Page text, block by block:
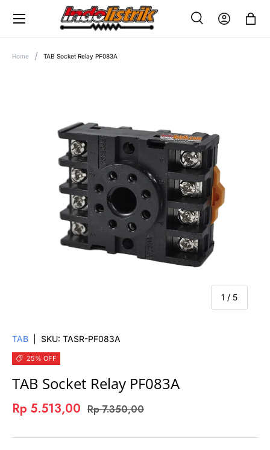
SKIP TO CONTENT
SEARCH
SearchLog in Bag
Home TAB Socket Relay PF083A
1 / of
5
TAB SKU: TASR-PF083A
25% OFF
TAB Socket Relay PF083A
Rp 5.513,00 Rp 7.350,00